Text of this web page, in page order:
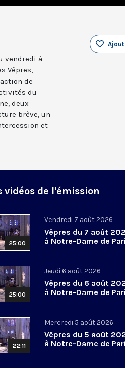
vendredi à
Vêpres,
de
du
deux
brève, un
et
vidéos de l'émission
25:00
Vendredi 7 août 2026
Vêpres du 7 août
à Notre-Dame de
25:00
Jeudi 6 août 2026
Vêpres du 6 août
à Notre-Dame de
22:11
Mercredi 5 août 2026
Vêpres du 5 août
à Notre-Dame de